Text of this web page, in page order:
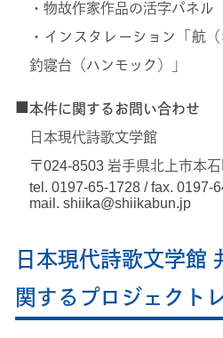
・物故作家作品の活字パネル
・インスタレーション「航
釣寝台（ハンモック）」
■本件に関するお問い合わせ
日本現代詩歌文学館
〒024-8503 岩手県北上市本
tel. 0197-65-1728 / fax. 0197-
mail. shiika@shiikabun.jp
日本現代詩歌文学館
関するプロジェクト